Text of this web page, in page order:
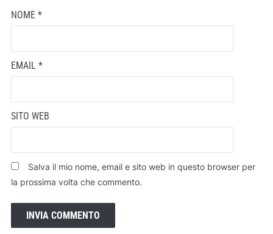
NOME *
EMAIL *
SITO WEB
Salva il mio nome, email e sito web in questo browser per
la prossima volta che commento.